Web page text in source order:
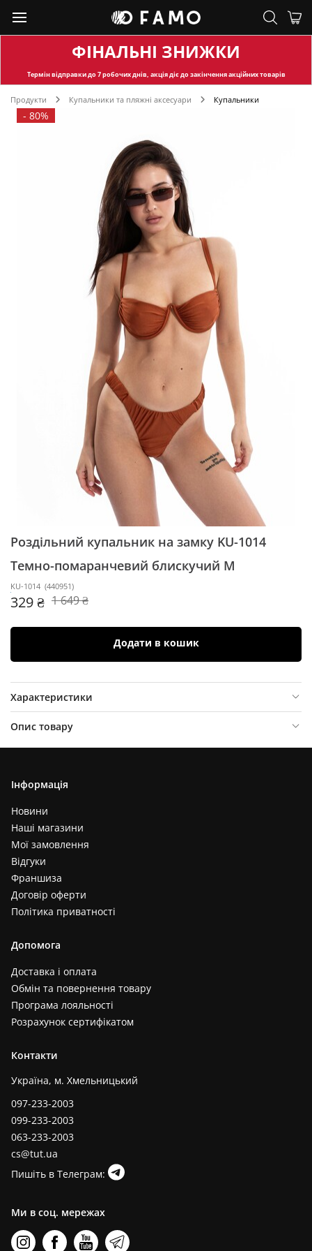
ФІНАЛЬНІ ЗНИЖКИ
Термін відправкидо 7 робочих днів, акція діє до закінчення акційних товарів
Продукти Купальники та пляжні аксесуари Купальники
- 80%
Роздільний купальник на замку KU-1014
Темно-помаранчевий блискучий M
KU-1014 (440951)
329 ₴ 1 649 ₴
Додати в кошик
Характеристики
Опис товару
Інформація
Новини
Наші магазини
Мої замовлення
Відгуки
Франшиза
Договір оферти
Політика приватності
Допомога
Доставка і оплата
Обмін та повернення товару
Програма лояльності
Розрахунок сертифікатом
Контакти
Україна, м. Хмельницький
097-233-2003
099-233-2003
063-233-2003
cs@tut.ua
Пишіть в Телеграм:
Ми в соц. мережах